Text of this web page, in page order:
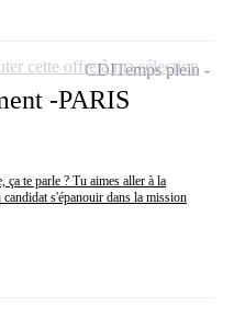
-PARIS
te parle ? Tu aimes aller à la
s'épanouir dans la mission
CDITemps plein
cette offre à ma sélection